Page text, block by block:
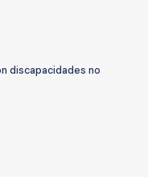
discapacidades no